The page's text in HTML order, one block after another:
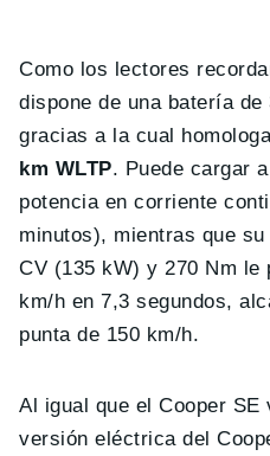
Como los lectores
dispone de una batería
gracias a la cual
km WLTP. Puede cargar
potencia en corriente
minutos), mientras que
CV (135 kW) y 270 Nm le
km/h en 7,3 segundos,
punta de 150 km/h.
Al igual que el Cooper
versión eléctrica del